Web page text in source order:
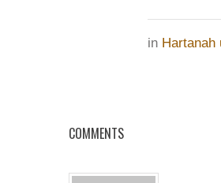
in Hartanah
COMMENTS